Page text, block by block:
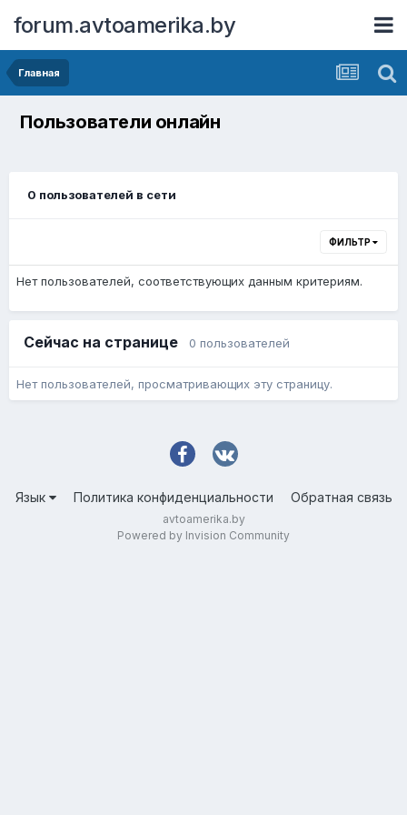
forum.avtoamerika.by
Главная
Пользователи онлайн
0 пользователей в сети
ФИЛЬТР
Нет пользователей, соответствующих данным критериям.
Сейчас на странице 0 пользователей
Нет пользователей, просматривающих эту страницу.
Язык Политика конфиденциальности Обратная связь
avtoamerika.by
Powered by Invision Community